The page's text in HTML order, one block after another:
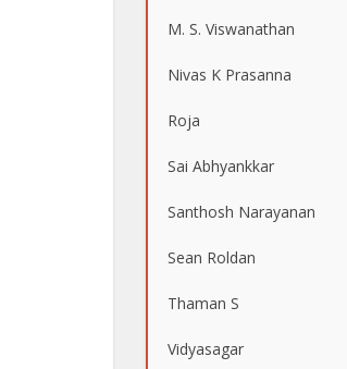
M. S. Viswanathan
Nivas K Prasanna
Roja
Sai Abhyankkar
Santhosh Narayanan
Sean Roldan
Thaman S
Vidyasagar